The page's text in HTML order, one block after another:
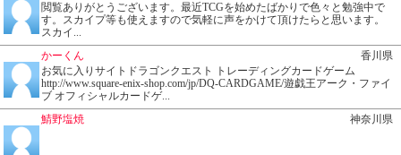
閲覧ありがとうございます。最近TCGを始めたばかりで色々と勉強中で
す。スカイプ等も使えますので気軽に声をかけて頂けたらと思います。
スカイ...
かーくん
香川県
お気に入りサイトドラゴンクエスト トレーディングカードゲーム
http://www.square-enix-shop.com/jp/DQ-CARDGAME/遊戯王アーク・ファイ
ブ オフィシャルカードゲ...
鯖野塩焼
神奈川県